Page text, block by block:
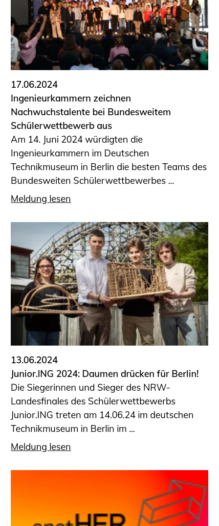
17.06.2024
Ingenieurkammern zeichnen
Nachwuchstalente bei Bundesweitem
Schülerwettbewerb aus
Am 14. Juni 2024 würdigten die
Ingenieurkammern im Deutschen
Technikmuseum in Berlin die besten Teams des
Bundesweiten Schülerwettbewerbes ...
Meldung lesen
13.06.2024
Junior.ING 2024: Daumen drücken für Berlin!
Die Siegerinnen und Sieger des NRW-
Landesfinales des Schülerwettbewerbs
Junior.ING treten am 14.06.24 im deutschen
Technikmuseum in Berlin im ...
Meldung lesen